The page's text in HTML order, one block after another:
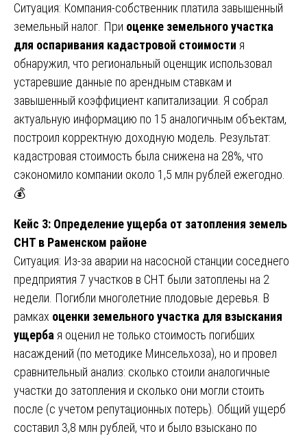
Ситуация: Компания-собственник платила завышенный
земельный налог. При оценке земельного участка
для оспаривания кадастровой стоимости я
обнаружил, что региональный оценщик использовал
устаревшие данные по арендным ставкам и
завышенный коэффициент капитализации. Я собрал
актуальную информацию по 15 аналогичным объектам,
построил корректную доходную модель. Результат:
кадастровая стоимость была снижена на 28%, что
сэкономило компании около 1,5 млн рублей ежегодно.
💰
Кейс 3: Определение ущерба от затопления земель
СНТ в Раменском районе
Ситуация: Из-за аварии на насосной станции соседнего
предприятия 7 участков в СНТ были затоплены на 2
недели. Погибли многолетние плодовые деревья. В
рамках оценки земельного участка для взыскания
ущерба я оценил не только стоимость погибших
насаждений (по методике Минсельхоза), но и провел
сравнительный анализ: сколько стоили аналогичные
участки до затопления и сколько они могли стоить
после (с учетом репутационных потерь). Общий ущерб
составил 3,8 млн рублей, что и было взыскано по